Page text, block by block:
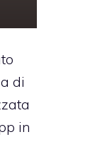
di
in